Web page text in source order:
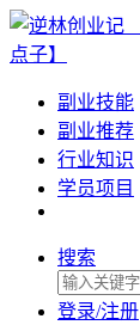
副业技能
副业推荐
行业知识
学员项目
搜索
登录/注册